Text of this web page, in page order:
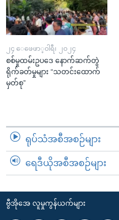
၂၄ ေဖေဖာ္၀ါရီ၊ ၂၀၂၄
စစ်မှုထမ်းဥပဒေ နောက်ဆက်တွဲ
ရိုက်ခတ်မှုများ “သတင်းထောက်
မှတ်စု”
ရုပ်သံအစီအစဉ်များ
ရေဒီယိုအစီအစဉ်များ
ဗွီအိုအေ လူမှုကွန်ယက်များ